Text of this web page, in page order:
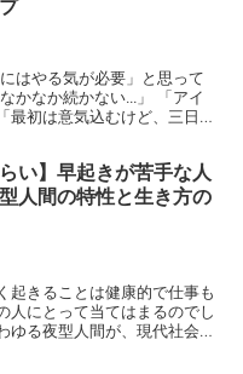
はやる気が必要」と思って
かなか続かない...」 「アイ
初は意気込むけど、三日坊
らい】早起きが苦手な人
人間の特性と生き方の
起きることは健康的で仕事も
人にとって当てはまるのでし
ゆる夜型人間が、現代社会を